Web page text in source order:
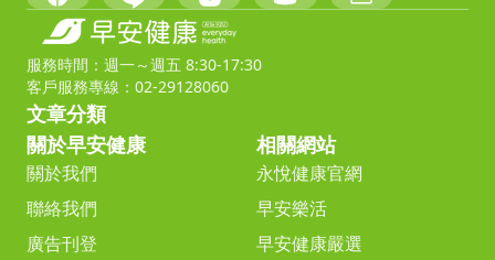
服務時間：週一～週五 8:30-17:30
客戶服務專線：02-29128060
文章分類
關於早安健康
關於我們
聯絡我們
廣告刊登
相關網站
永悅健康官網
早安樂活
早安健康嚴選